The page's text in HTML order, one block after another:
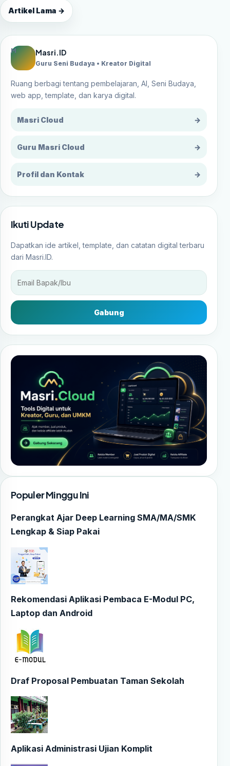
Artikel Lama →
M Masri.ID
Guru Seni Budaya • Kreator Digital
Ruang berbagi tentang pembelajaran, AI, Seni Budaya,
web app, template, dan karya digital.
Masri Cloud →
Guru Masri Cloud →
Profil dan Kontak →
Ikuti Update
Dapatkan ide artikel, template, dan catatan digital terbaru
dari Masri.ID.
Gabung
Populer Minggu Ini
Perangkat Ajar Deep Learning SMA/MA/SMK
Lengkap & Siap Pakai
Rekomendasi Aplikasi Pembaca E-Modul PC,
Laptop dan Android
Draf Proposal Pembuatan Taman Sekolah
Aplikasi Administrasi Ujian Komplit